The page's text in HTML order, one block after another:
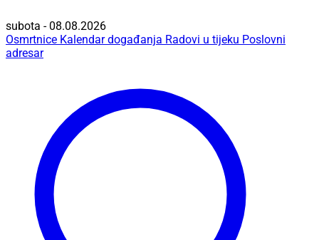
subota - 08.08.2026
Osmrtnice Kalendar događanja Radovi u tijeku Poslovni
adresar